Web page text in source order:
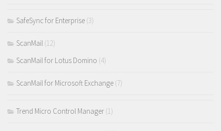
SafeSync for Enterprise (3)
ScanMail (12)
ScanMail for Lotus Domino (4)
ScanMail for Microsoft Exchange (7)
Trend Micro Control Manager (1)